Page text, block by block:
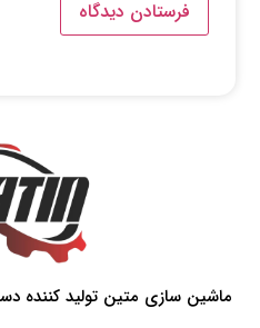
سازی متین تولید کننده دستگاه